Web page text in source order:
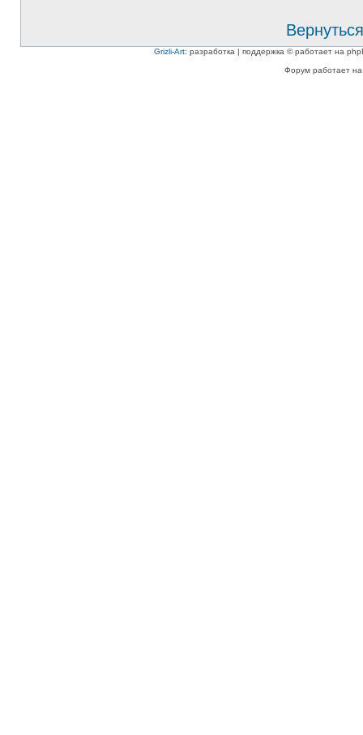
Grizli-Art: разработка | поддержка © работает на
Форум работает